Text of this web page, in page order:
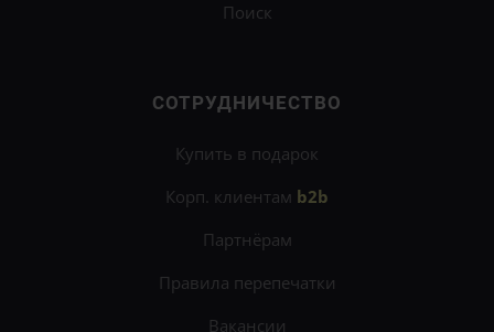
Поиск
СОТРУДНИЧЕСТВО
Купить в подарок
Корп. клиентам b2b
Партнёрам
Правила перепечатки
Вакансии